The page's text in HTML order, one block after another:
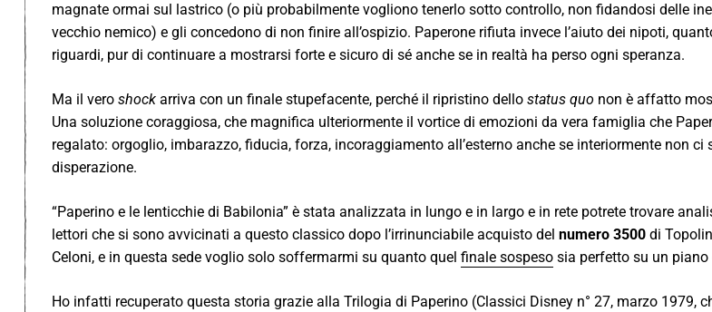
magnate ormai sul lastrico (o più probabilmente vogliono tenerlo sotto controllo, non fidandosi delle
vecchio nemico) e gli concedono di non finire all’ospizio. Paperone rifiuta invece l’aiuto dei nipoti,
riguardi, pur di continuare a mostrarsi forte e sicuro di sé anche se in realtà ha perso ogni speranza.
Ma il vero shock arriva con un finale stupefacente, perché il ripristino dello status quo non è affatto
Una soluzione coraggiosa, che magnifica ulteriormente il vortice di emozioni da vera famiglia che
regalato: orgoglio, imbarazzo, fiducia, forza, incoraggiamento all’esterno anche se interiormente non ci
disperazione.
“Paperino e le lenticchie di Babilonia” è stata analizzata in lungo e in largo e in rete potrete trovare
lettori che si sono avvicinati a questo classico dopo l’irrinunciabile acquisto del numero 3500 di
Celoni, e in questa sede voglio solo soffermarmi su quanto quel finale sospeso sia perfetto su un
Ho infatti recuperato questa storia grazie alla Trilogia di Paperino (Classici Disney n° 27, marzo 1979,